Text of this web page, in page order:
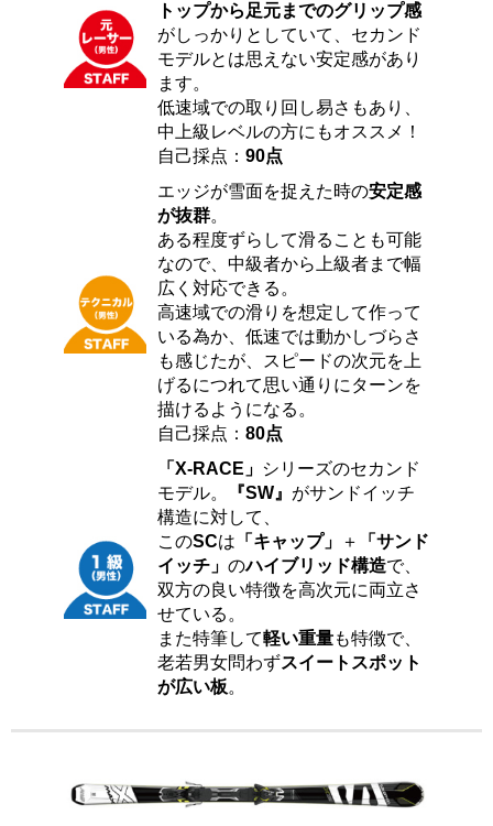
トップから足元までのグリップ感
がしっかりとしていて、セカンド
モデルとは思えない安定感があり
ます。
低速域での取り回し易さもあり、
中上級レベルの方にもオススメ！
自己採点： 90点
エッジが雪面を捉えた時の安定感
が抜群。
ある程度ずらして滑ることも可能
なので、中級者から上級者まで幅
広く対応できる。
高速域での滑りを想定して作って
いる為か、低速では動かしづらさ
も感じたが、スピードの次元を上
げるにつれて思い通りにターンを
描けるようになる。
自己採点： 80点
「X-RACE」 シリーズのセカンド
モデル。
『SW』 がサンドイッチ
構造に対して、
このSCは 「キャップ」 ＋
「サンド
イッチ」 のハイブリッド構造で、
双方の良い特徴を高次元に両立さ
せている。
また特筆して軽い重量も特徴で、
老若男女問わずスイートスポット
が広い板。